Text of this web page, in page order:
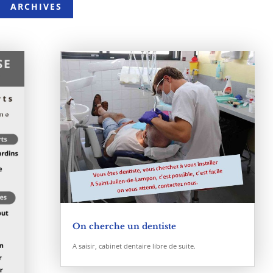
ARCHIVES
On cherche un dentiste
A saisir, cabinet dentaire libre de suite.